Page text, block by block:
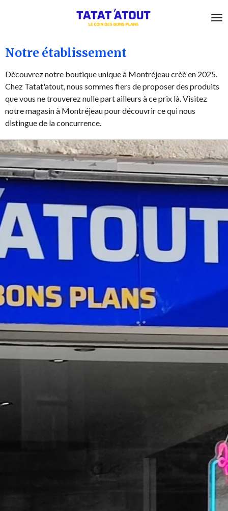
principal
Notre établissement
Découvrez notre boutique unique à Montréjeau créé en 2025.
Chez Tatat'atout, nous sommes fiers de proposer des produits
que vous ne trouverez nulle part ailleurs à ce prix là. Visitez
notre magasin à Montréjeau pour découvrir ce qui nous
distingue de la concurrence.